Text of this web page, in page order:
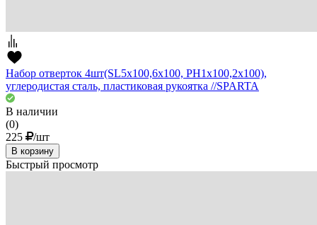
Набор отверток 4шт(SL5x100,6x100, PH1x100,2x100),
углеродистая сталь, пластиковая рукоятка //SPARTA
В наличии
(0)
225
/шт
В корзину
Быстрый просмотр